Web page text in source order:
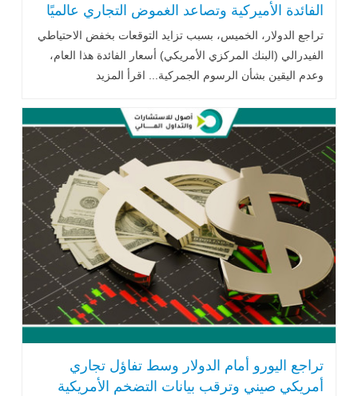
الفائدة الأميركية وتصاعد الغموض التجاري عالميًا
تراجع الدولار، الخميس، بسبب تزايد التوقعات بخفض الاحتياطي
الفيدرالي (البنك المركزي الأمريكي) أسعار الفائدة هذا العام،
وعدم اليقين بشأن الرسوم الجمركية... اقرأ المزيد
تراجع اليورو أمام الدولار وسط تفاؤل تجاري
أمريكي صيني وترقب بيانات التضخم الأمريكية